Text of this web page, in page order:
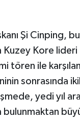
Şi Cinping,
Kore lideri
tören ile
sonrasında
yedi yıl
bulunmaktan